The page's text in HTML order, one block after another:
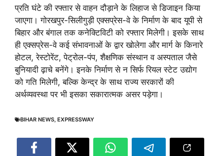
प्रति घंटे की रफ्तार से वाहन दौड़ाने के लिहाज से डिजाइन किया
जाएगा। गोरखपुर-सिलीगुड़ी एक्सप्रेस-वे के निर्माण के बाद यूपी से
बिहार और बंगाल तक कनेक्टिविटी को रफ्तार मिलेगी। इसके साथ
ही एक्सप्रेस-वे कई संभावनाओं के द्वार खोलेगा और मार्ग के किनारे
होटल, रेस्टोरेंट, पेट्रोल-पंप, शैक्षणिक संस्थान व अस्पताल जैसे
बुनियादी ढ़ाचे बनेंगे। इनके निर्माण से न सिर्फ रियल स्टेट उद्योग
को गति मिलेगी, बल्कि केन्द्र के साथ राज्य सरकारों की
अर्थव्यवस्था पर भी इसका सकारात्मक असर पड़ेगा।
BIHAR NEWS, EXPRESSWAY